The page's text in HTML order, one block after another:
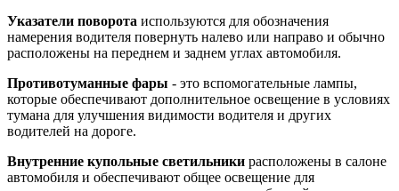
Указатели поворота используются для обозначения
намерения водителя повернуть налево или направо и обычно
расположены на переднем и заднем углах автомобиля.
Противотуманные фары - это вспомогательные лампы,
которые обеспечивают дополнительное освещение в условиях
тумана для улучшения видимости водителя и других
водителей на дороге.
Внутренние купольные светильники расположены в салоне
автомобиля и обеспечивают общее освещение для